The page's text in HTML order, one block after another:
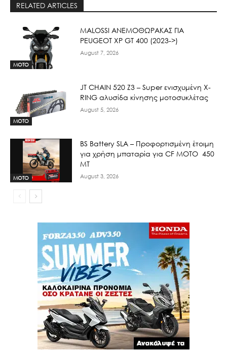
RELATED ARTICLES
MOTO
ΜΑLOSSI ΑΝΕΜΟΘΩΡΑΚΑΣ ΓΙΑ
PEUGEOT XP GT 400 (2023->)
August 7, 2026
MOTO
JT CHAIN 520 Ζ3 – Super ενισχυμένη X-
RING αλυσίδα κίνησης μοτοσυκλέτας
August 5, 2026
MOTO
BS Battery SLA – Προφορτισμένη έτοιμη
για χρήση μπαταρία για CF MOTO 450
MT
August 3, 2026